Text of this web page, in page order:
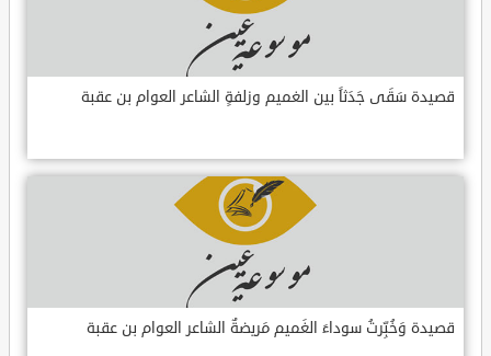
قصيدة سَقَى جَدَثاً بين الغميم وزلفةٍ الشاعر العوام بن عقبة
قصيدة وَخُبِّرتُ سوداءَ الغَميم مَريضةٌ الشاعر العوام بن عقبة